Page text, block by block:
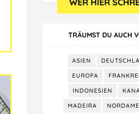
TRÄUMST DU AUCH
ASIEN
EUROPA
INDONESIEN
MADEIRA